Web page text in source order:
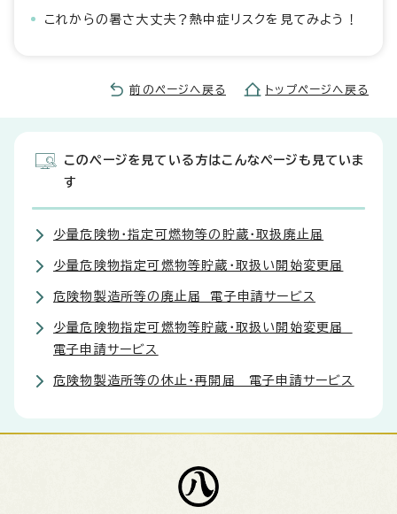
これからの暑さ大丈夫？熱中症リスクを見てみよう！
前のページへ戻る トップページへ戻る
このページを見ている方はこんなページも見ていま
す
少量危険物・指定可燃物等の貯蔵・取扱廃止届
少量危険物指定可燃物等貯蔵・取扱い開始変更届
危険物製造所等の廃止届 電子申請サービス
少量危険物指定可燃物等貯蔵・取扱い開始変更届
電子申請サービス
危険物製造所等の休止・再開届 電子申請サービス